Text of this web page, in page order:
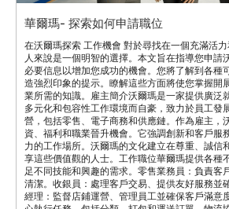
華爾瑪- 探索如何申請職位
在沃爾瑪探索 工作機會 對於尋找在一個充滿活
人來說是一個明智的選擇。本文旨在指導您申請
必要信息以增加您成功的機會。您將了解到各種
造強烈印象的提示。瞭解這些方面將使您掌握開
業所需的知識。雇主簡介沃爾瑪是一家提供廣泛
多元化和包容性工作環境而自豪，致力於員工發
營，包括零售、電子商務和供應鏈。作為雇主，
資、福利和職業晉升機會。它強調創新和客戶服
力的工作場所。沃爾瑪的文化建立在尊重、誠信
享這些價值觀的人士。工作職位華爾瑪提供各種
足不同技能和興趣的需求。零售業務員：負責客
清潔。收銀員：處理客戶交易、提供友好服務並
經理：監督店鋪運營、管理員工並確保客戶滿意